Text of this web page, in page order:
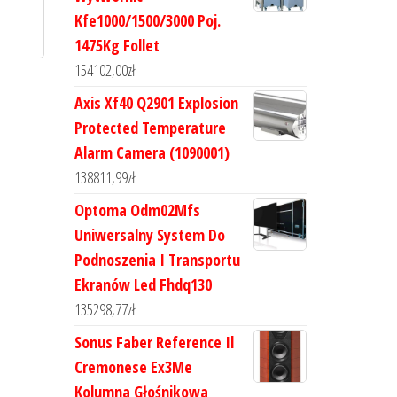
Kfe1000/1500/3000 Poj.
1475Kg Follet
154102,00zł
Axis Xf40 Q2901 Explosion
Protected Temperature
Alarm Camera (1090001)
138811,99zł
Optoma Odm02Mfs
Uniwersalny System Do
Podnoszenia I Transportu
Ekranów Led Fhdq130
135298,77zł
Sonus Faber Reference Il
Cremonese Ex3Me
Kolumna Głośnikowa